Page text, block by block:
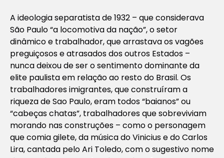
A ideologia separatista de 1932 – que considerava
São Paulo “a locomotiva da nação”, o setor
dinâmico e trabalhador, que arrastava os vagões
preguiçosos e atrasados dos outros Estados –
nunca deixou de ser o sentimento dominante da
elite paulista em relação ao resto do Brasil. Os
trabalhadores imigrantes, que construíram a
riqueza de Sao Paulo, eram todos “baianos” ou
“cabeças chatas”, trabalhadores que sobreviviam
morando nas construções – como o personagem
que comia gilete, da música do Vinicius e do Carlos
Lira, cantada pelo Ari Toledo, com o sugestivo nome